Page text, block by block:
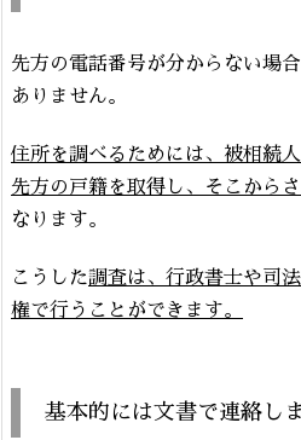
先方の電話番号が分からない場
ありません。
住所を調べるためには、被相続
先方の戸籍を取得し、そこから
なります。
こうした調査は、行政書士や司
権で行うことができます。
基本的には文書で連絡し